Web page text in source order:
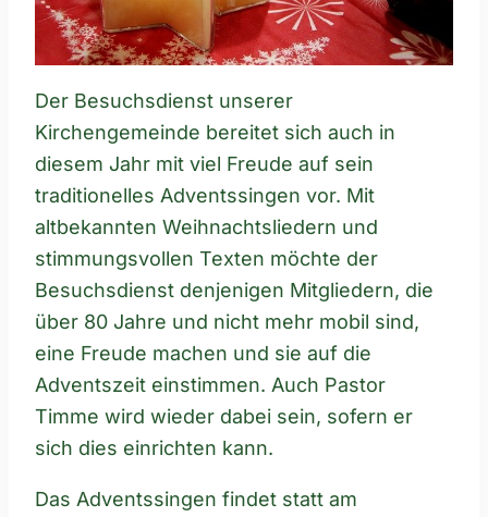
Der Besuchsdienst unserer
Kirchengemeinde bereitet sich auch in
diesem Jahr mit viel Freude auf sein
traditionelles Adventssingen vor. Mit
altbekannten Weihnachtsliedern und
stimmungsvollen Texten möchte der
Besuchsdienst denjenigen Mitgliedern, die
über 80 Jahre und nicht mehr mobil sind,
eine Freude machen und sie auf die
Adventszeit einstimmen. Auch Pastor
Timme wird wieder dabei sein, sofern er
sich dies einrichten kann.
Das Adventssingen findet statt am